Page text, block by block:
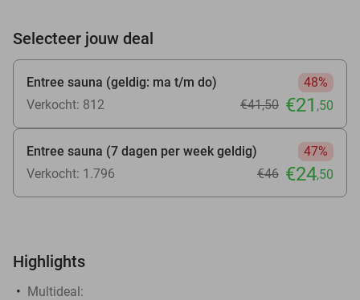
Selecteer jouw deal
Entree sauna (geldig: ma t/m do)
48%
Verkocht: 812
€41,50 €21 ,50
Entree sauna (7 dagen per week geldig)
47%
Verkocht: 1.796
€46 €24,50
Highlights
Multideal: